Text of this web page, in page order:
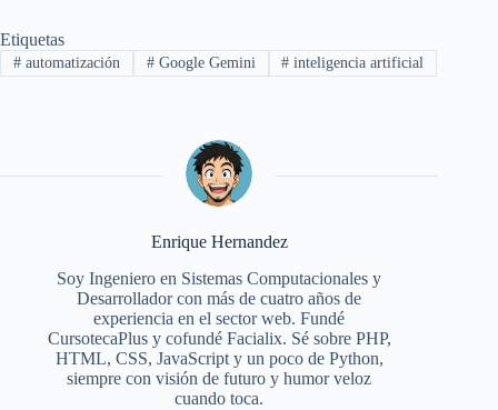
Etiquetas
#automatización #Google Gemini # inteligencia artificial
Enrique Hernandez
Soy Ingeniero en Sistemas Computacionales y
Desarrollador con más de cuatro años de
experiencia en el sector web. Fundé
CursotecaPlus y cofundé Facialix. Sé sobre PHP,
HTML, CSS, JavaScript y un poco de Python,
siempre con visión de futuro y humor veloz
cuando toca.